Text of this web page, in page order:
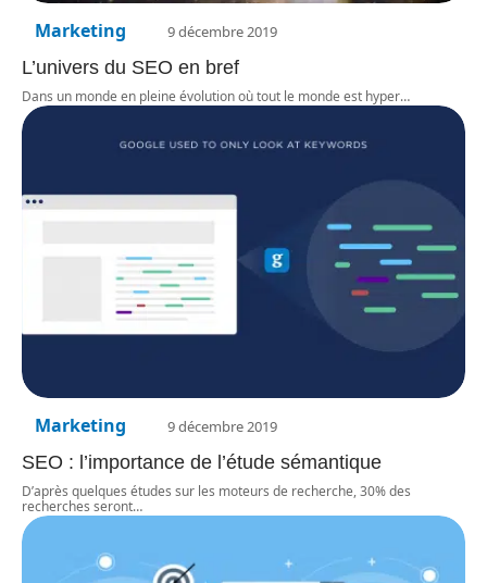
Marketing 9 décembre 2019
L’univers du SEO en bref
Dans un monde en pleine évolution où tout le monde est hyper…
Marketing 9 décembre 2019
SEO : l’importance de l’étude sémantique
D’après quelques études sur les moteurs de recherche, 30% des
recherches seront…